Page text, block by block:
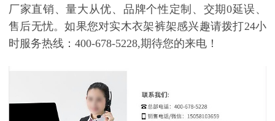
厂家直销、量大从优、品牌个性定制、交期0延误、
售后无忧。如果您对实木衣架裤架感兴趣请拨打24小
时服务热线：400-678-5228,期待您的来电！